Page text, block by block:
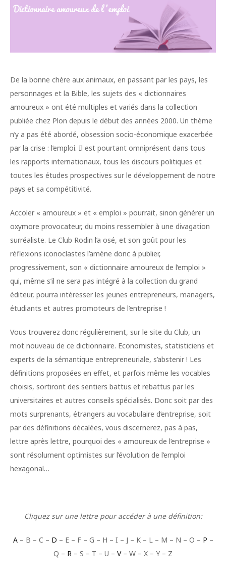
De la bonne chère aux animaux, en passant par les pays, les
personnages et la Bible, les sujets des « dictionnaires
amoureux » ont été multiples et variés dans la collection
publiée chez Plon depuis le début des années 2000. Un thème
n’y a pas été abordé, obsession socio-économique exacerbée
par la crise : l’emploi. Il est pourtant omniprésent dans tous
les rapports internationaux, tous les discours politiques et
toutes les études prospectives sur le développement de notre
pays et sa compétitivité.
Accoler « amoureux » et « emploi » pourrait, sinon générer un
oxymore provocateur, du moins ressembler à une divagation
surréaliste. Le Club Rodin l’a osé, et son goût pour les
réflexions iconoclastes l’amène donc à publier,
progressivement, son « dictionnaire amoureux de l’emploi »
qui, même s’il ne sera pas intégré à la collection du grand
éditeur, pourra intéresser les jeunes entrepreneurs, managers,
étudiants et autres promoteurs de l’entreprise !
Vous trouverez donc régulièrement, sur le site du Club, un
mot nouveau de ce dictionnaire. Economistes, statisticiens et
experts de la sémantique entrepreneuriale, s’abstenir ! Les
définitions proposées en effet, et parfois même les vocables
choisis, sortiront des sentiers battus et rebattus par les
universitaires et autres conseils spécialisés. Donc soit par des
mots surprenants, étrangers au vocabulaire d’entreprise, soit
par des définitions décalées, vous discernerez, pas à pas,
lettre après lettre, pourquoi des « amoureux de l’entreprise »
sont résolument optimistes sur l’évolution de l’emploi
hexagonal…
Cliquez sur une lettre pour accéder à une définition:
A– B – C – D – E – F – G – H – I – J – K – L – M – N – O – P –
Q – R – S – T – U – V– W – X – Y – Z